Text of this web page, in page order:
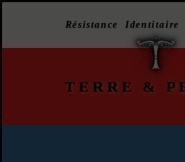
Résistance Identitaire
TERRE &